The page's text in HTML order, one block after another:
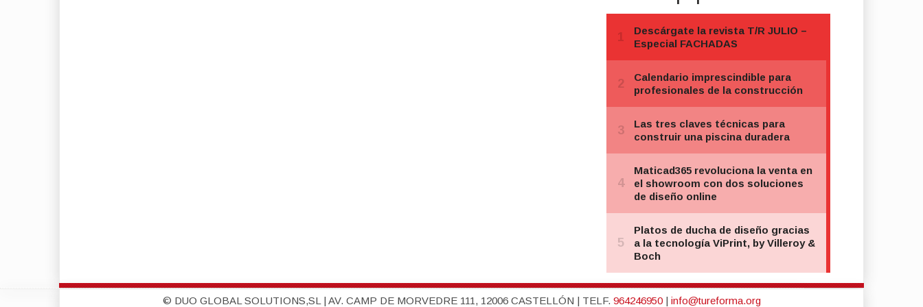
© DUO GLOBAL SOLUTIONS,SL | AV. CAMP DE MORVEDRE 111, 12006 CASTELLÓN | TELF. 964246950| info@tureforma.org